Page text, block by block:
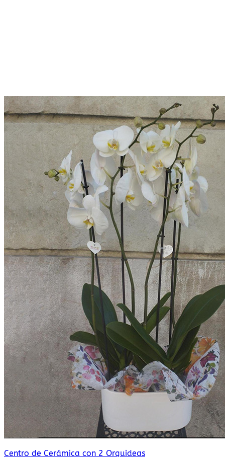
Centro de Cerámica con 2 Orquideas